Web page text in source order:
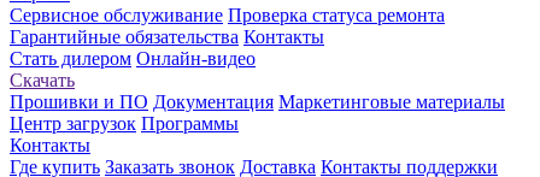
Сервисное обслуживание Проверка статуса ремонта
Гарантийные обязательства Контакты
Стать дилером Онлайн-видео
Скачать
Прошивки и ПО Документация Маркетинговые материалы
Центр загрузок Программы
Контакты
Где купить Заказать звонок Доставка Контакты поддержки